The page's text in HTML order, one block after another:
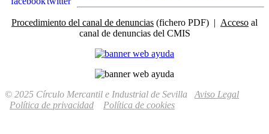
Procedimiento del canal de denuncias (fichero PDF) | Acceso al
canal de denuncias del CMIS
© 2025 Círculo Mercantil e Industrial de Sevilla Aviso Legal
Política de privacidad
Política de cookies